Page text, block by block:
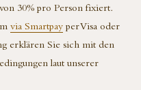
AUSZEIT
30% pro Person fixiert.
via Smartpay per Visa oder
erklären Sie sich mit den
laut unserer